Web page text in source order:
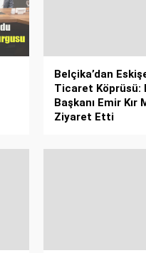
Belçika’dan
Ticaret Köprüsü:
Başkanı Emir Kır
Ziyaret Etti